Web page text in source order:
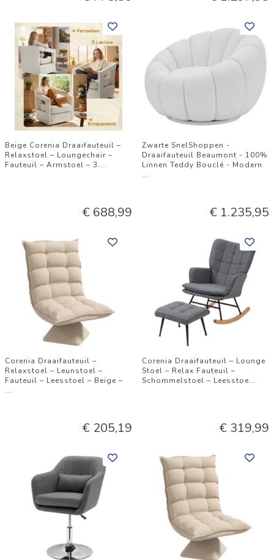
Beige Corenia Draaifauteuil –
Relaxstoel – Loungechair –
Fauteuil – Armstoel – 3...
€ 688,99
Zwarte SnelShoppen -
Draaifauteuil Beaumont - 100%
Linnen Teddy Bouclé - Modern
...
€ 1.235,95
Corenia Draaifauteuil –
Relaxstoel – Leunstoel –
Fauteuil – Leesstoel – Beige –
...
€ 205,19
Corenia Draaifauteuil – Lounge
Stoel – Relax Fauteuil –
Schommelstoel – Leesstoe...
€ 319,99